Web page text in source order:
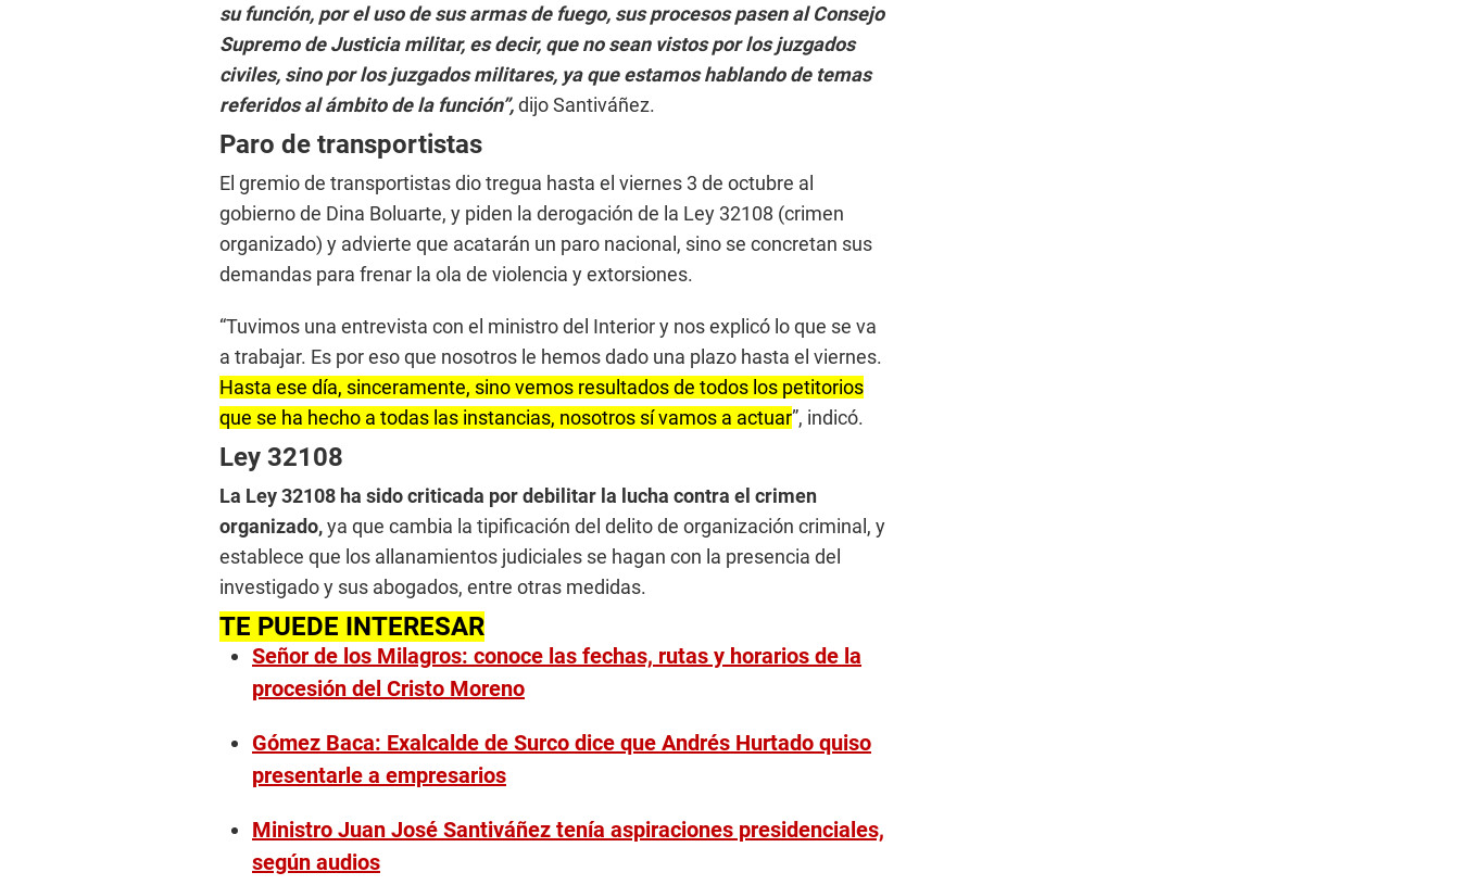
su función, por el uso de sus armas de fuego, sus procesos pasen al Consejo
Supremo de Justicia militar, es decir, que no sean vistos por los juzgados
civiles, sino por los juzgados militares, ya que estamos hablando de temas
referidos al ámbito de la función”,dijo Santiváñez.
Paro de transportistas
El gremio de transportistas dio tregua hasta el viernes 3 de octubre al
gobierno de Dina Boluarte, y piden la derogación de la Ley 32108 (crimen
organizado) y advierte que acatarán un paro nacional, sino se concretan sus
demandas para frenar la ola de violencia y extorsiones.
“Tuvimos una entrevista con el ministro del Interior y nos explicó lo que se va
a trabajar. Es por eso que nosotros le hemos dado una plazo hasta el viernes.
Hasta ese día, sinceramente, sino vemos resultados de todos los petitorios
que se ha hecho a todas las instancias, nosotros sí vamos a actuar”, indicó.
Ley 32108
La Ley 32108 ha sido criticada por debilitar la lucha contra el crimen
organizado,ya que cambia la tipificación del delito de organización criminal, y
establece que los allanamientos judiciales se hagan con la presencia del
investigado y sus abogados, entre otras medidas.
TE PUEDE INTERESAR
Señor de los Milagros: conoce las fechas, rutas y horarios de la
procesión del Cristo Moreno
Gómez Baca: Exalcalde de Surco dice que Andrés Hurtado quiso
presentarle a empresarios
Ministro Juan José Santiváñez tenía aspiraciones presidenciales,
según audios